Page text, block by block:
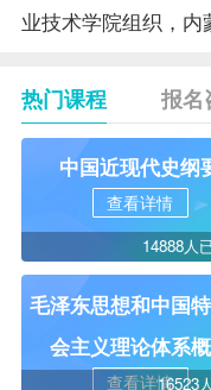
业技术学院组织，内
热门课程 报名
中国近现代史纲
查看详情
14888人
毛泽东思想和中国
会主义理论体系
查看详情16523